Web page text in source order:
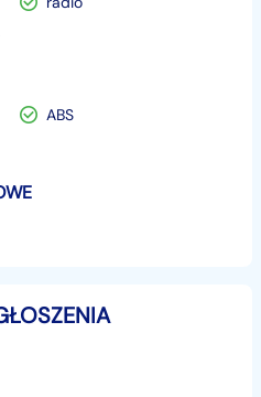
ABS